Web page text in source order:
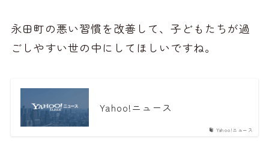
永田町の悪い習慣を改善して、子どもたちが過
ごしやすい世の中にしてほしいですね。
Yahoo!ニュース
Yahoo!ニュース